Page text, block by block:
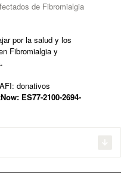
de Fibromialgia
por la salud y los
Fibromialgia y
donativos
ES77-2100-2694-